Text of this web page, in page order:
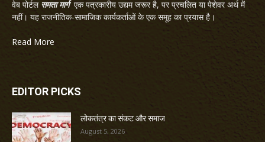
वेब पोर्टल समता मार्गएक पत्रकारीय उद्यम जरूर है, पर प्रचलित या पेशेवर अर्थ में
नहीं। यह राजनीतिक-सामाजिक कार्यकर्ताओं के एक समूह का प्रयास है।
Read More
EDITOR PICKS
लोकतंत्र का संकट और समाज
August 5, 2026